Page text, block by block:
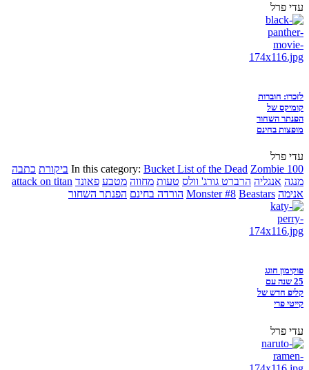
עדי פרל
לזכרו: חוברות
קומיקס של
הפנתר השחור
מופצות בחינם
עדי פרל
In this category: Bucket List of the Dead Zombie 100 ביקורת כתבה
מנגה אנגליה הרברט גורג' וולס טעות מחווה מטבע פאונד attack on titan
אנימה
Monster #8 Beastars הורדה בחינם הפנתר השחור
פוקימון חוגג
25 שנה עם
קליפ חדש של
קייטי פרי
עדי פרל